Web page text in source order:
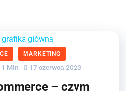
MARKETING
Min 17 czerwca 2023
– czym